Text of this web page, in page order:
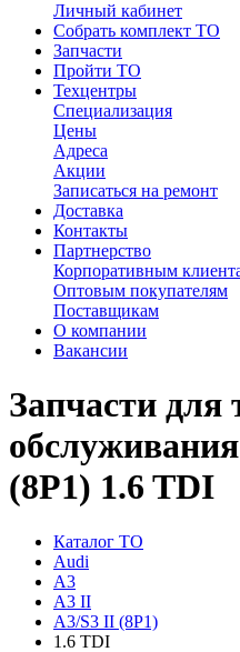
Личный кабинет
Собрать комплект ТО
Запчасти
Пройти ТО
Техцентры
Специализация
Цены
Адреса
Акции
Записаться на ремонт
Доставка
Контакты
Партнерство
Корпоративным
Оптовым покупателям
Поставщикам
О компании
Вакансии
Запчасти для
(8P1) 1.6 TDI
Каталог ТО
Audi
A3
A3 II
A3/S3 II (8P1)
1.6 TDI